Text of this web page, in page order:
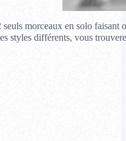
morceaux en solo
styles différents, vous